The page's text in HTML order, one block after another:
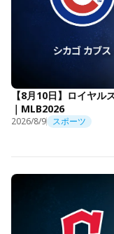
【8月10日】ロイヤ
｜MLB2026
2026/8/9 スポーツ